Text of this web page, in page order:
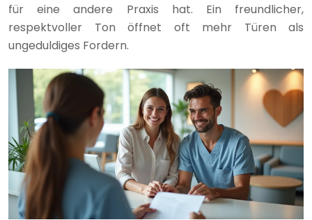
für eine andere Praxis hat. Ein freundlicher,
respektvoller Ton öffnet oft mehr Türen als
ungeduldiges Fordern.